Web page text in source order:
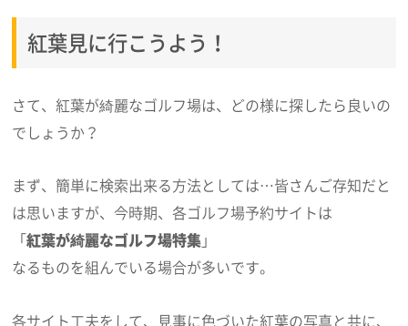
紅葉見に行こうよう！
さて、紅葉が綺麗なゴルフ場は、どの様に探したら良いの
でしょうか？
まず、簡単に検索出来る方法としては…皆さんご存知だと
は思いますが、今時期、各ゴルフ場予約サイトは
「紅葉が綺麗なゴルフ場特集」
なるものを組んでいる場合が多いです。
各サイト工夫をして、見事に色づいた紅葉の写真と共に、